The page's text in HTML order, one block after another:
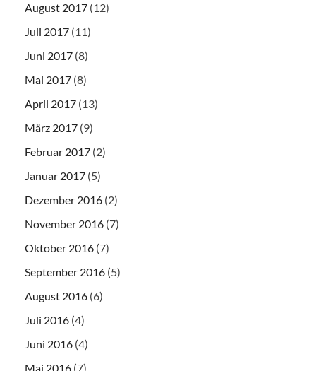
August 2017 (12)
Juli 2017 (11)
Juni 2017 (8)
Mai 2017 (8)
April 2017 (13)
März 2017 (9)
Februar 2017 (2)
Januar 2017 (5)
Dezember 2016 (2)
November 2016 (7)
Oktober 2016 (7)
September 2016 (5)
August 2016 (6)
Juli 2016 (4)
Juni 2016 (4)
Mai 2016 (7)